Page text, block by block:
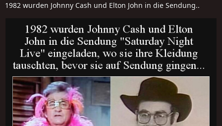
1982 wurden Johnny Cash und Elton John in die Sendung..